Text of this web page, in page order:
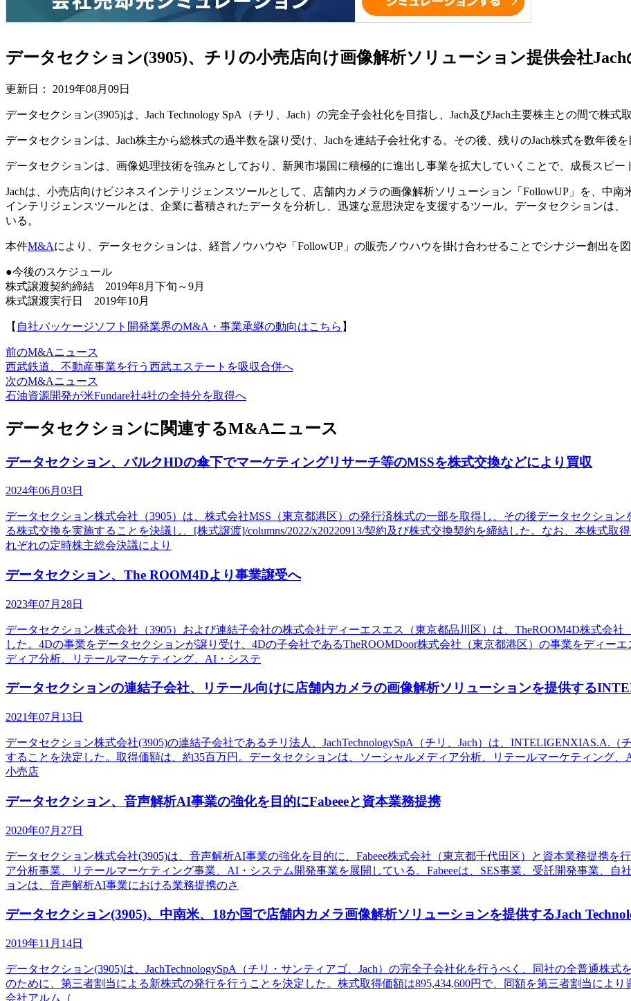
データセクション(3905)、チリの小売店向け画像解析ソリューション提供会社
更新日： 2019年08月09日
データセクション(3905)は、Jach Technology SpA（チリ、Jach）の完全子会社化を目指し、Jach及びJach主要株主との間で株式
データセクションは、Jach株主から総株式の過半数を譲り受け、Jachを連結子会社化する。その後、残りのJach株式を数年後
データセクションは、画像処理技術を強みとしており、新興市場国に積極的に進出し事業を拡大していくことで、成長スピー
Jachは、小売店向けビジネスインテリジェンスツールとして、店舗内カメラの画像解析ソリューション「FollowUP」を、中
インテリジェンスツールとは、企業に蓄積されたデータを分析し、迅速な意思決定を支援するツール。データセクションは
いる。
本件M&Aにより、データセクションは、経営ノウハウや「FollowUP」の販売ノウハウを掛け合わせることでシナジー創出を図
●今後のスケジュール
株式譲渡契約締結 2019年8月下旬～9月
株式譲渡実行日 2019年10月
【 自社パッケージソフト開発業界のM&A・事業承継の動向はこちら 】
前のM&Aニュース
西武鉄道、不動産事業を行う西武エステートを吸収合併へ
次のM&Aニュース
石油資源開発が米Fundare社4社の全持分を取得へ
データセクションに関連するM&Aニュース
データセクション、バルクHDの傘下でマーケティングリサーチ等のMSSを株式交換などにより買収
2024年06月03日
データセクション株式会社（3905）は、株式会社MSS（東京都港区）の発行済株式の一部を取得し、その後データセクショ
る株式交換を実施することを決議し、[株式譲渡]/columns/2022/x20220913/契約及び株式交換契約を締結した。なお、本株式
れぞれの定時株主総会決議により
データセクション、The ROOM4Dより事業譲受へ
2023年07月28日
データセクション株式会社（3905）および連結子会社の株式会社ディーエスエス（東京都品川区）は、TheROOM4D株式会
した。4Dの事業をデータセクションが譲り受け、4Dの子会社であるTheROOMDoor株式会社（東京都港区）の事業をディー
ディア分析、リテールマーケティング、AI・システ
データセクションの連結子会社、リテール向けに店舗内カメラの画像解析ソリューションを提供する
2021年07月13日
データセクション株式会社(3905)の連結子会社であるチリ法人、JachTechnologySpA（チリ、Jach）は、INTELIGENXIAS.A.
することを決定した。取得価額は、約35百万円。データセクションは、ソーシャルメディア分析、リテールマーケティング、
小売店
データセクション、音声解析AI事業の強化を目的にFabeeeと資本業務提携
2020年07月27日
データセクション株式会社(3905)は、音声解析AI事業の強化を目的に、Fabeee株式会社（東京都千代田区）と資本業務提携を
ア分析事業、リテールマーケティング事業、AI・システム開発事業を展開している。Fabeeeは、SES事業、受託開発事業、
ョンは、音声解析AI事業における業務提携のさ
データセクション(3905)、中南米、18か国で店舗内カメラ画像解析ソリューションを提供するJach
2019年11月14日
データセクション(3905)は、JachTechnologySpA（チリ・サンティアゴ、Jach）の完全子会社化を行うべく、同社の全普通株
のために、第三者割当による新株式の発行を行うことを決定した。株式取得価額は895,434,600円で、同額を第三者割当により
会社アルム（